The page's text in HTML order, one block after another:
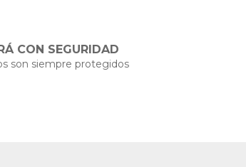
CON SEGURIDAD
son siempre protegidos